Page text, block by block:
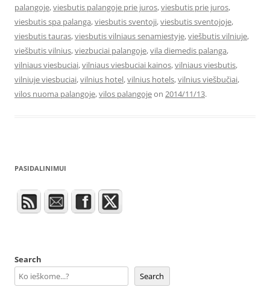
palangoje,viesbutis palangoje prie juros,viesbutis prie juros,
viesbutis spa palanga,viesbutis sventoji,viesbutis sventojoje,
viesbutis tauras,viesbutis vilniaus senamiestyje,viešbutis vilniuje,
viešbutis vilnius,viezbuciai palangoje,vila diemedis palanga,
vilniaus viesbuciai,vilniaus viesbuciai kainos,vilniaus viesbutis,
vilniuje viesbuciai,vilnius hotel,vilnius hotels,vilnius viešbučiai,
vilos nuoma palangoje,vilos palangojeon 2014/11/13.
PASIDALINIMUI
Search
Search